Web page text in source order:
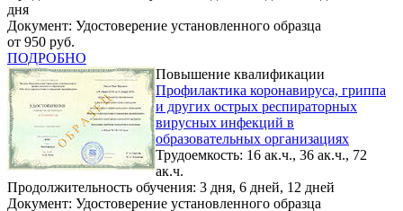
дня
Документ: Удостоверение установленного образца
от 950 руб.
ПОДРОБНО
Повышение квалификации
Профилактика коронавируса, гриппа
и других острых респираторных
вирусных инфекций в
образовательных организациях
Трудоемкость: 16 ак.ч., 36 ак.ч., 72
ак.ч.
Продолжительность обучения: 3 дня, 6 дней, 12 дней
Документ: Удостоверение установленного образца